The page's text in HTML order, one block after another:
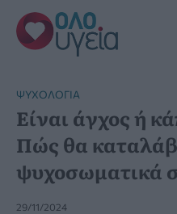
Μετάβαση
στο
περιεχόμενο
ΨΥΧΟΛΟΓΊΑ
Είναι άγχος ή
Πώς θα
ψυχοσωματικά
29/11/2024